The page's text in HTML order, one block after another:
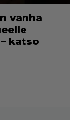
vanha
katso